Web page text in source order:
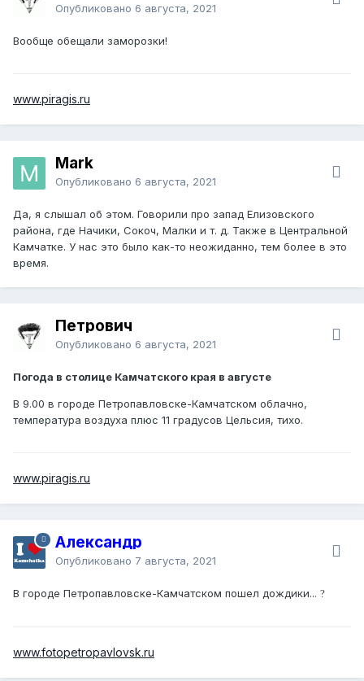
Опубликовано 6 августа, 2021
Вообще обещали заморозки!
www.piragis.ru
Mark
Опубликовано 6 августа, 2021
Да, я слышал об этом. Говорили про запад Елизовского
района, где Начики, Сокоч, Малки и т. д. Также в Центральной
Камчатке. У нас это было как-то неожиданно, тем более в это
время.
Петрович
Опубликовано 6 августа, 2021
Погода в столице Камчатского края в августе
В 9.00 в городе Петропавловске-Камчатском облачно,
температура воздуха плюс 11 градусов Цельсия, тихо.
www.piragis.ru
Александр
Опубликовано 7 августа, 2021
В городе Петропавловске-Камчатском пошел дождики... ?️
www.fotopetropavlovsk.ru